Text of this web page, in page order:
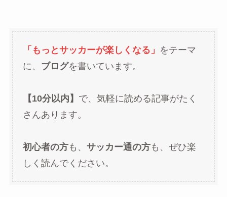
「もっとサッカーが楽しくなる」 をテーマ
に、 ブログを書いています。
【10分以内】 で、気軽に読める記事がたく
さんあります。
初心者の方も、 サッカー通の方も、ぜひ楽
しく読んでください。